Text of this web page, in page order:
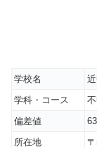
学校名
学科・コース
偏差値
所在地